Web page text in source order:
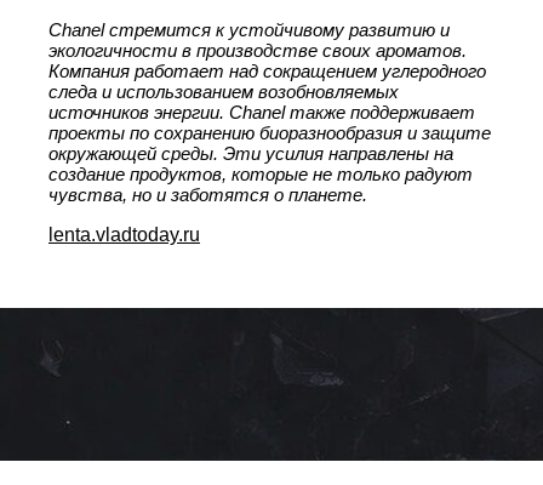
Chanel стремится к устойчивому развитию и
экологичности в производстве своих ароматов.
Компания работает над сокращением углеродного
следа и использованием возобновляемых
источников энергии. Chanel также поддерживает
проекты по сохранению биоразнообразия и защите
окружающей среды. Эти усилия направлены на
создание продуктов, которые не только радуют
чувства, но и заботятся о планете.
lenta.vladtoday.ru